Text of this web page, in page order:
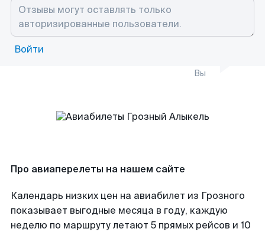
Войти
Вы
Про авиаперелеты на нашем сайте
Календарь низких цен на авиабилет из Грозного
показывает выгодные месяца в году, каждую
неделю по маршруту летают 5 прямых рейсов и 10